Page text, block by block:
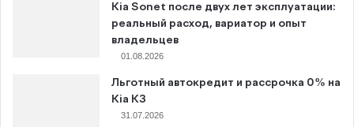
Kia Sonet после двух лет эксплуатации:
реальный расход, вариатор и опыт
владельцев
01.08.2026
Льготный автокредит и рассрочка 0% на
Kia K3
31.07.2026